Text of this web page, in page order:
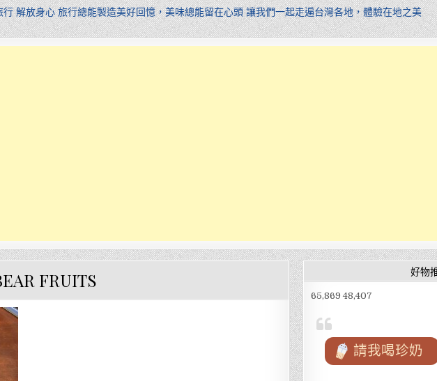
解放身心 旅行總能製造美好回憶，美味總能留在心頭 讓我們一起走遍台灣各地，體驗在地之美
FRUITS 好物
65,869 48,407
請我喝珍奶